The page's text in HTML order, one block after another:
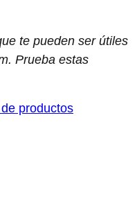
te pueden ser útiles
Prueba estas
productos